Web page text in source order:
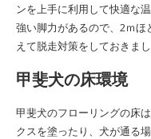
ンを上手に利用して快適な
強い脚力があるので、2ｍ
えて脱走対策をしておきまし
甲斐犬の床環境
甲斐犬のフローリングの床
クスを塗ったり、犬が通る